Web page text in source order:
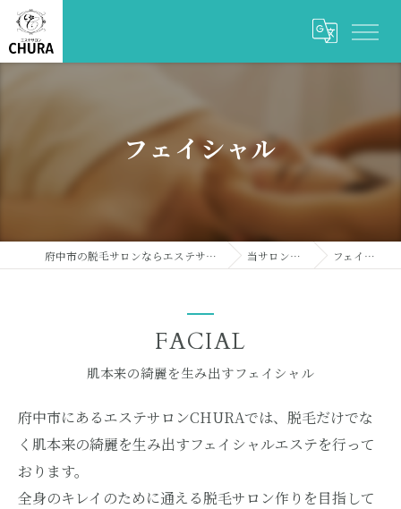
フェイシャル
府中市の脱毛サロンならエステサロンCHURA 当サロンの特徴 フェイシャル
肌本来の綺麗を生み出すフェイシャル
FACIAL
府中市にあるエステサロンCHURAでは、脱毛だけでな
く肌本来の綺麗を生み出すフェイシャルエステを行って
おります。
全身のキレイのために通える脱毛サロン作りを目指して